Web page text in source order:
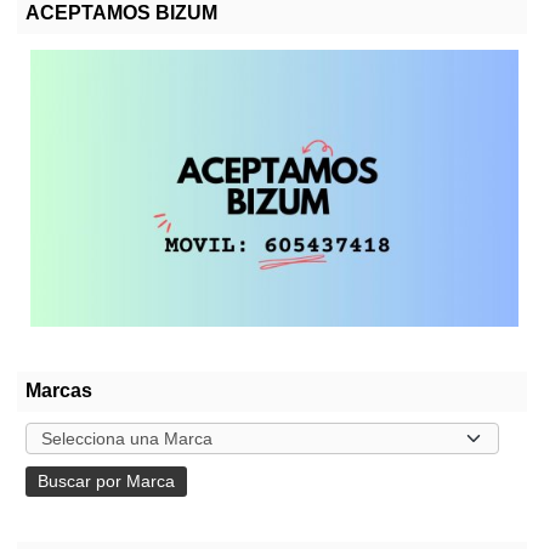
ACEPTAMOS BIZUM
Marcas